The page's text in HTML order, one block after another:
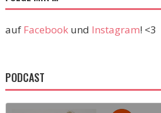
auf Facebookund Instagram! <3
PODCAST